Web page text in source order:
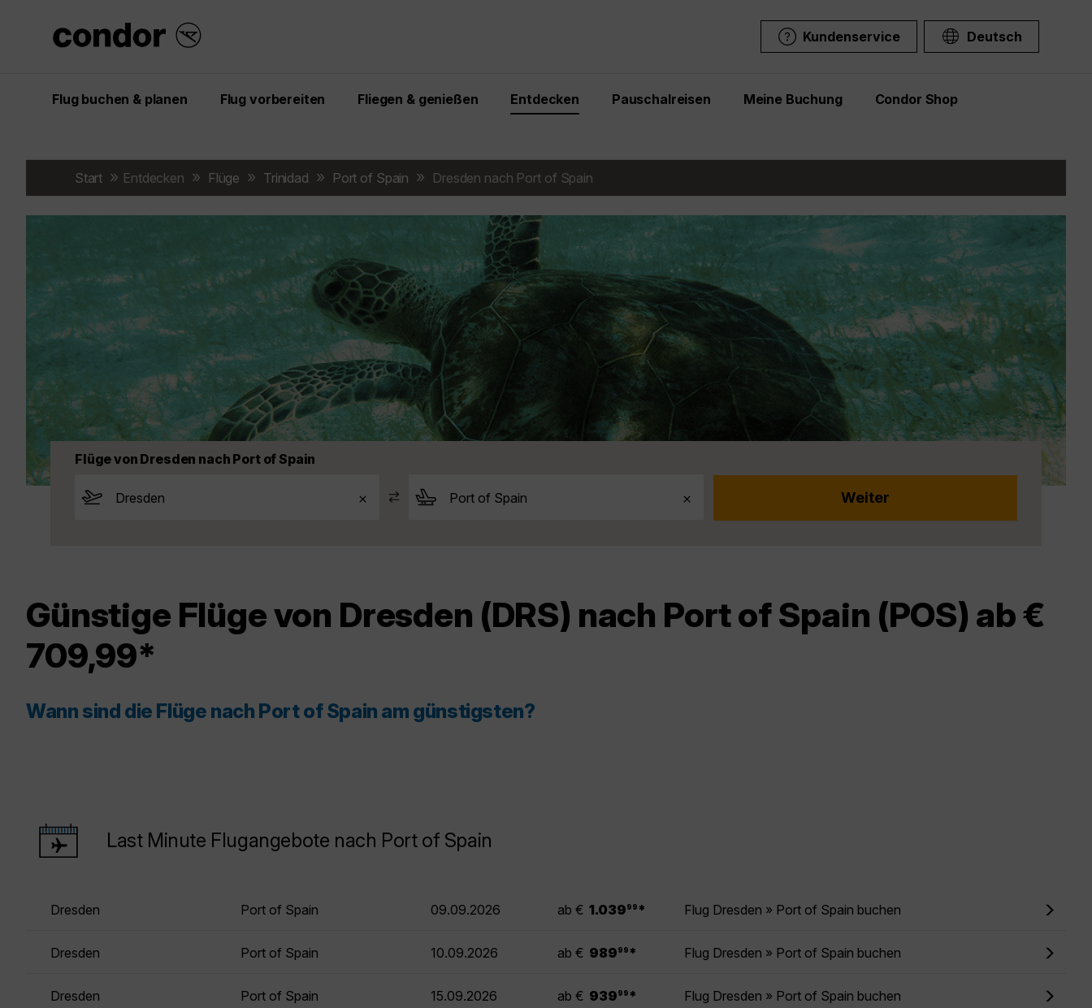
Kundenservice Deutsch
Flug buchen & planen Flug vorbereiten Fliegen & genießen Entdecken Pauschalreisen Meine Buchung Condor Shop
Start Entdecken Flüge Trinidad Port of Spain Dresden nach Port of Spain
Flüge von Dresden nach Port of Spain
Günstige Flüge von Dresden (DRS) nach Port of Spain (POS) ab €
709,99*
Wann sind die Flüge nach Port of Spain am günstigsten?
Last Minute Flugangebote nach Port of Spain
Dresden Port of Spain 09.09.2026 ab € 1.039 99 * Flug Dresden » Port of Spain buchen
Dresden Port of Spain 10.09.2026 ab € 989 99 * Flug Dresden » Port of Spain buchen
Dresden Port of Spain 15.09.2026 ab € 939 99 * Flug Dresden » Port of Spain buchen